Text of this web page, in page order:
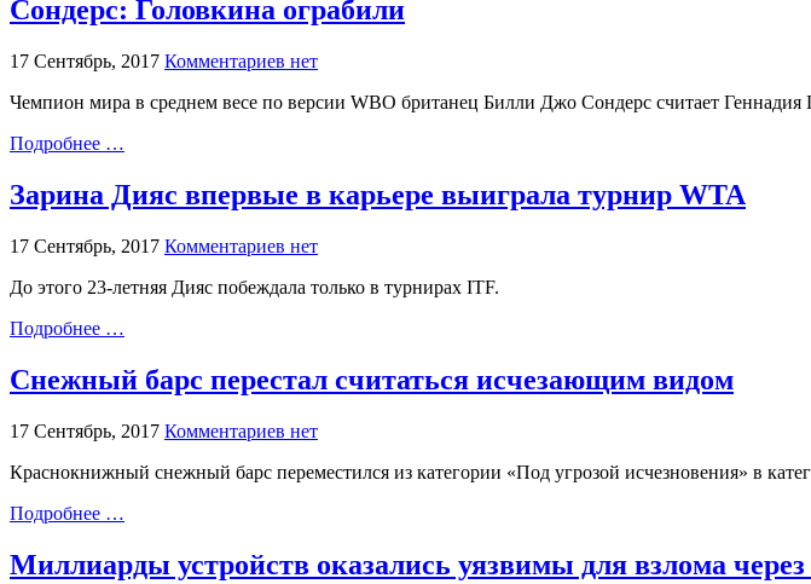
Сондерс: Головкина ограбили
17 Сентябрь, 2017 Комментариев нет
Чемпион мира в среднем весе по версии WBO британец Билли Джо Сондерс считает
Подробнее …
Зарина Дияс впервые в карьере выиграла турнир WTA
17 Сентябрь, 2017 Комментариев нет
До этого 23-летняя Дияс побеждала только в турнирах ITF.
Подробнее …
Снежный барс перестал считаться исчезающим видом
17 Сентябрь, 2017 Комментариев нет
Краснокнижный снежный барс переместился из категории «Под угрозой исчезновения» в
Подробнее …
Миллиарды устройств оказались уязвимы для взлома